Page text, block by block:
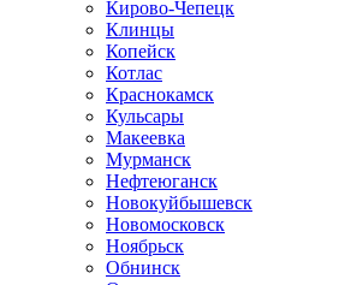
Кирово-Чепецк
Клинцы
Копейск
Котлас
Краснокамск
Кульсары
Макеевка
Мурманск
Нефтеюганск
Новокуйбышевск
Новомосковск
Ноябрьск
Обнинск